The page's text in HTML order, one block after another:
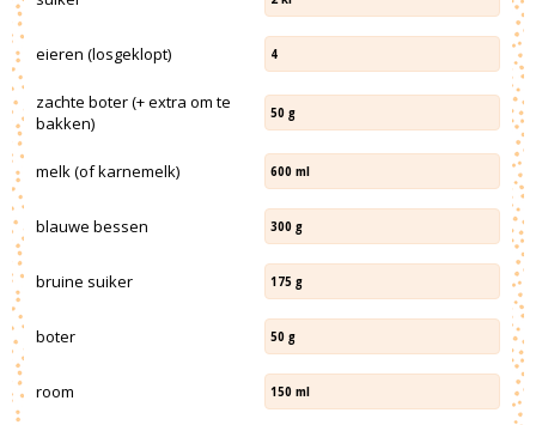
eieren (losgeklopt) 4
zachte boter (+ extra om te
bakken)
50 g
melk (of karnemelk) 600 ml
blauwe bessen 300 g
bruine suiker 175 g
boter 50 g
room 150 ml